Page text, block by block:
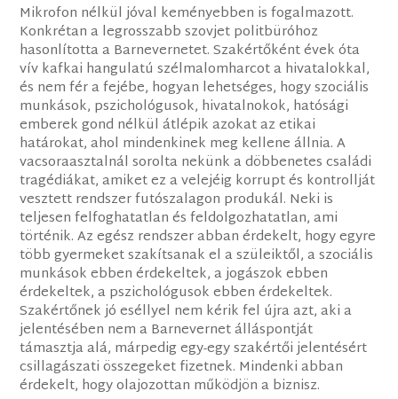
Mikrofon nélkül jóval keményebben is fogalmazott.
Konkrétan a legrosszabb szovjet politbüróhoz
hasonlította a Barnevernetet. Szakértőként évek óta
vív kafkai hangulatú szélmalomharcot a hivatalokkal,
és nem fér a fejébe, hogyan lehetséges, hogy szociális
munkások, pszichológusok, hivatalnokok, hatósági
emberek gond nélkül átlépik azokat az etikai
határokat, ahol mindenkinek meg kellene állnia. A
vacsoraasztalnál sorolta nekünk a döbbenetes családi
tragédiákat, amiket ez a velejéig korrupt és kontrollját
vesztett rendszer futószalagon produkál. Neki is
teljesen felfoghatatlan és feldolgozhatatlan, ami
történik. Az egész rendszer abban érdekelt, hogy egyre
több gyermeket szakítsanak el a szüleiktől, a szociális
munkások ebben érdekeltek, a jogászok ebben
érdekeltek, a pszichológusok ebben érdekeltek.
Szakértőnek jó eséllyel nem kérik fel újra azt, aki a
jelentésében nem a Barnevernet álláspontját
támasztja alá, márpedig egy-egy szakértői jelentésért
csillagászati összegeket fizetnek. Mindenki abban
érdekelt, hogy olajozottan működjön a biznisz.